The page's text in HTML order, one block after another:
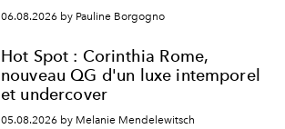
06.08.2026 by Pauline Borgogno
Hot Spot : Corinthia Rome,
nouveau QG d'un luxe intemporel
et undercover
05.08.2026 by Melanie Mendelewitsch